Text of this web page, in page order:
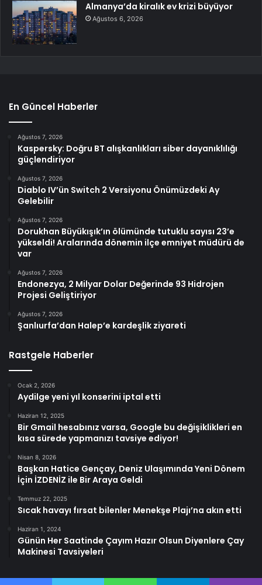
Almanya’da kiralık ev krizi büyüyor
Ağustos 6, 2026
En Güncel Haberler
Ağustos 7, 2026
Kaspersky: Doğru BT alışkanlıkları siber dayanıklılığı
güçlendiriyor
Ağustos 7, 2026
Diablo IV’ün Switch 2 Versiyonu Önümüzdeki Ay
Gelebilir
Ağustos 7, 2026
Dorukhan Büyükışık’ın ölümünde tutuklu sayısı 23’e
yükseldi! Aralarında dönemin ilçe emniyet müdürü de
var
Ağustos 7, 2026
Endonezya, 2 Milyar Dolar Değerinde 93 Hidrojen
Projesi Geliştiriyor
Ağustos 7, 2026
Şanlıurfa’dan Halep’e kardeşlik ziyareti
Rastgele Haberler
Ocak 2, 2026
Aydilge yeni yıl konserini iptal etti
Haziran 12, 2025
Bir Gmail hesabınız varsa, Google bu değişiklikleri en
kısa sürede yapmanızı tavsiye ediyor!
Nisan 8, 2026
Başkan Hatice Gençay, Deniz Ulaşımında Yeni Dönem
İçin İZDENİZ ile Bir Araya Geldi
Temmuz 22, 2025
Sıcak havayı fırsat bilenler Menekşe Plajı’na akın etti
Haziran 1, 2024
Günün Her Saatinde Çayım Hazır Olsun Diyenlere Çay
Makinesi Tavsiyeleri